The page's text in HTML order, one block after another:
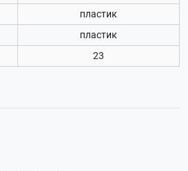
пластик
пластик
23